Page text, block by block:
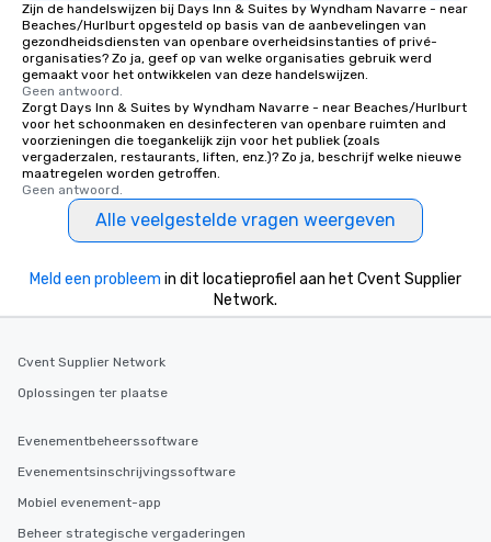
Zijn de handelswijzen bij Days Inn & Suites by Wyndham Navarre - near
Beaches/Hurlburt opgesteld op basis van de aanbevelingen van
gezondheidsdiensten van openbare overheidsinstanties of privé-
organisaties? Zo ja, geef op van welke organisaties gebruik werd
gemaakt voor het ontwikkelen van deze handelswijzen.
Geen antwoord.
Zorgt Days Inn & Suites by Wyndham Navarre - near Beaches/Hurlburt
voor het schoonmaken en desinfecteren van openbare ruimten and
voorzieningen die toegankelijk zijn voor het publiek (zoals
vergaderzalen, restaurants, liften, enz.)? Zo ja, beschrijf welke nieuwe
maatregelen worden getroffen.
Geen antwoord.
Alle veelgestelde vragen weergeven
Meld een probleem in dit locatieprofiel aan het Cvent Supplier
Network.
Cvent Supplier Network
Oplossingen ter plaatse
Evenementbeheerssoftware
Evenementsinschrijvingssoftware
Mobiel evenement-app
Beheer strategische vergaderingen